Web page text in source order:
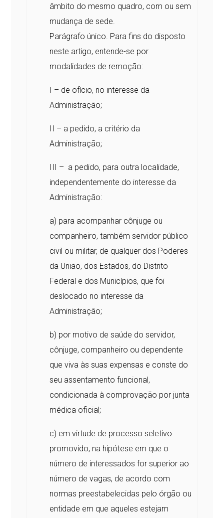
âmbito do mesmo quadro, com ou sem
mudança de sede.
Parágrafo único. Para fins do disposto
neste artigo, entende-se por
modalidades de remoção:
I – de ofício, no interesse da
Administração;
II – a pedido, a critério da
Administração;
III – a pedido, para outra localidade,
independentemente do interesse da
Administração:
a) para acompanhar cônjuge ou
companheiro, também servidor público
civil ou militar, de qualquer dos Poderes
da União, dos Estados, do Distrito
Federal e dos Municípios, que foi
deslocado no interesse da
Administração;
b) por motivo de saúde do servidor,
cônjuge, companheiro ou dependente
que viva às suas expensas e conste do
seu assentamento funcional,
condicionada à comprovação por junta
médica oficial;
c) em virtude de processo seletivo
promovido, na hipótese em que o
número de interessados for superior ao
número de vagas, de acordo com
normas preestabelecidas pelo órgão ou
entidade em que aqueles estejam